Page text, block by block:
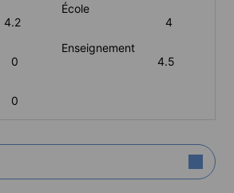
4.2
École
4
0
Enseignement
4.5
0